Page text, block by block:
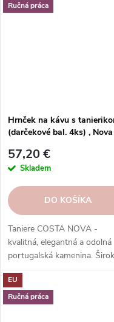
lungo, čaj, kakao a iné.
Ručná práca
Hrnček na kávu s
(darčekové bal. 4ks) , Nova
57,20 €
Skladem
DO KOŠÍKA
Taniere COSTA NOVA -
kvalitná, elegantná a odolná
portugalská kamenina.
ponuka kolekcií, tvarov,
funkcií. Objednávajte v
e-shope.
EU
Ručná práca